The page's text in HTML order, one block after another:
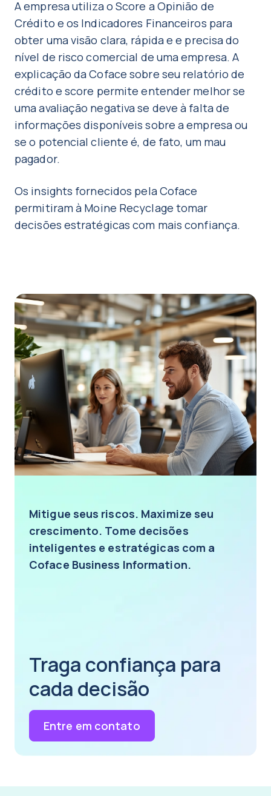
A empresa utiliza o Score a Opinião de
Crédito e os Indicadores Financeiros para
obter uma visão clara, rápida e e precisa do
nível de risco comercial de uma empresa. A
explicação da Coface sobre seu relatório de
crédito e score permite entender melhor se
uma avaliação negativa se deve à falta de
informações disponíveis sobre a empresa ou
se o potencial cliente é, de fato, um mau
pagador.
Os insights fornecidos pela Coface
permitiram à Moine Recyclage tomar
decisões estratégicas com mais confiança.
Mitigue seus riscos. Maximize seu
crescimento. Tome decisões
inteligentes e estratégicas com a
Coface Business Information.
Traga confiança para
cada decisão
Entre em contato